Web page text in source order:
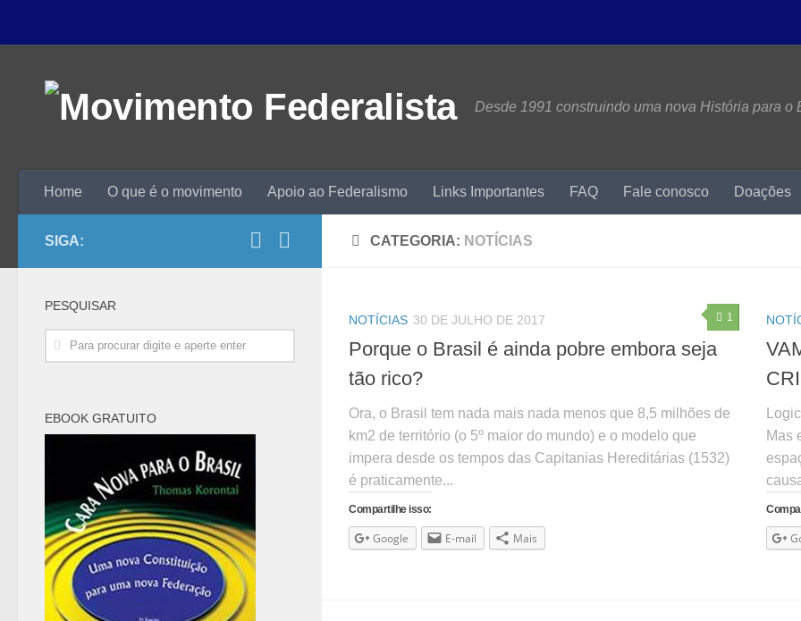
Desde 1991 construindo uma nova História para o
Home O que é o movimento Apoio ao Federalismo Links Importantes FAQ Fale conosco Doações
CATEGORIA: NOTÍCIAS
1
NOTÍCIAS 30 DE JULHO DE 2017
Porque o Brasil é ainda pobre embora seja
tão rico?
Ora, o Brasil tem nada mais nada menos que 8,5 milhões de
km2 de território (o 5º maior do mundo) e o modelo que
impera desde os tempos das Capitanias Hereditárias (1532)
é praticamente...
Compartilhe isso:
Google E-mail Mais
Mas
SIGA:
PESQUISAR
EBOOK GRATUITO